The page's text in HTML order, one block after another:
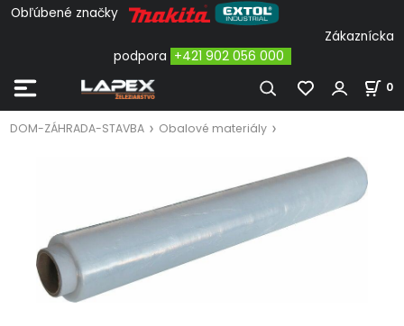
Obľúbené značky
Zákaznícka
podpora +421 902 056 000
0
DOM-ZÁHRADA-STAVBA Obalové materiály